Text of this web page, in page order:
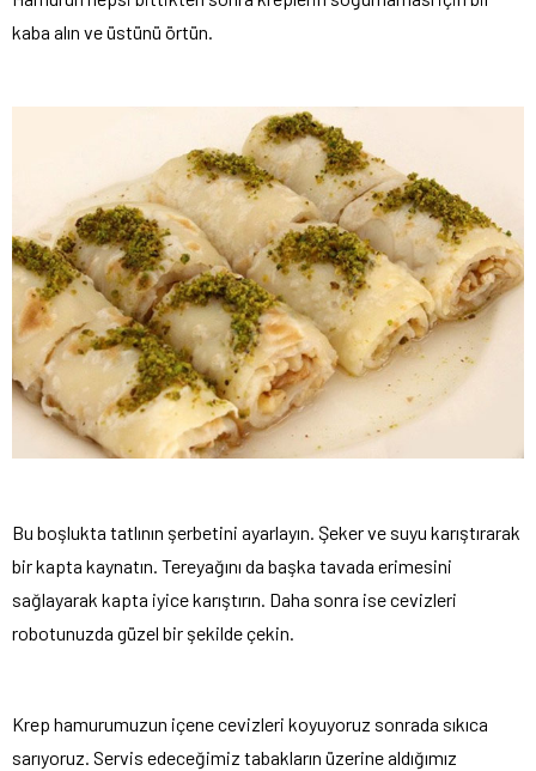
kaba alın ve üstünü örtün.
Bu boşlukta tatlının şerbetini ayarlayın. Şeker ve suyu karıştırarak
bir kapta kaynatın. Tereyağını da başka tavada erimesini
sağlayarak kapta iyice karıştırın. Daha sonra ise cevizleri
robotunuzda güzel bir şekilde çekin.
Krep hamurumuzun içene cevizleri koyuyoruz sonrada sıkıca
sarıyoruz. Servis edeceğimiz tabakların üzerine aldığımız